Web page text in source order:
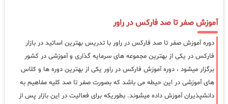
آموزش صفر تا صد فارکس در راور
دوره آموزش صفر تا صد فارکس در راور با تدریس بهترین اساتید در بازار
فارکس در یکی از بهترین مجموعه های سرمایه گذاری و آموزشی در کشور
برگزار میشود ، دوره آموزش فارکس در راور یکی از بهترین دوره ها و کلاس
های آموزشی در این حیطه می باشد که بصورت صفر تا صد کلیه مفاهیم به
دانشپذیران آموزش داده میشوند. بطوریکه برای فعالیت در این بازار پس از